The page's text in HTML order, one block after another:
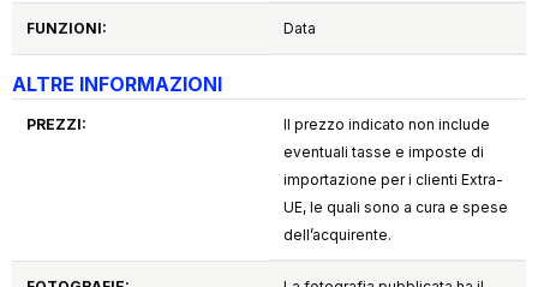
FUNZIONI: Data
ALTRE INFORMAZIONI
PREZZI:
Il prezzo indicato non include
eventuali tasse e imposte di
importazione per i clienti Extra-
UE, le quali sono a cura e spese
dell’acquirente.